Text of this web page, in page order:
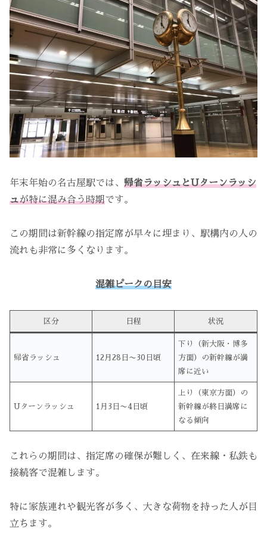
年末年始の名古屋駅では、 帰省ラッシュとUターンラッシ
ュが特に混み合う時期です。
この期間は新幹線の指定席が早々に埋まり、駅構内の人の
流れも非常に多くなります。
混雑ピークの目安
区分 日程 状況
帰省ラッシュ 12月28日〜30日頃
下り（新大阪・博多
方面）の新幹線が満
席に近い
Uターンラッシュ 1月3日〜4日頃
上り（東京方面）の
新幹線が終日満席に
なる傾向
これらの期間は、指定席の確保が難しく、在来線・私鉄も
接続客で混雑します。
特に家族連れや観光客が多く、大きな荷物を持った人が目
立ちます。